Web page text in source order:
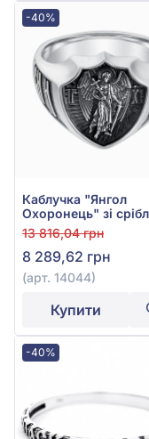
-40%
Каблучка "Янгол
Охоронець" зі
925°, арт. 14044
13 816,04 грн
8 289,62 грн
(арт. 14044)
Купити
-40%